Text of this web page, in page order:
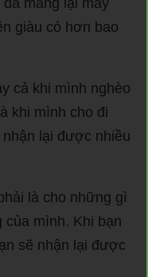
giàu có hơn bao
cả khi mình nghèo
khi mình cho đi
lại được nhiều
là cho những gì
của mình. Khi bạn
sẽ nhận lại được